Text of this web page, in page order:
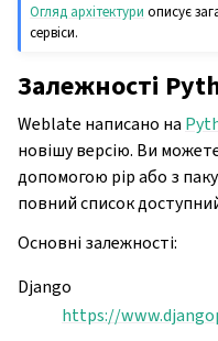
Огляд архітектури описує
сервіси.
Залежності
Weblate написано на
новішу версію. Ви
допомогою pip або з
повний список
Основні залежності:
Django
https://